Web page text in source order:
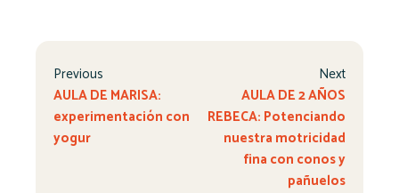
Previous
AULA DE MARISA:
experimentación con
yogur
Next
AULA DE 2 AÑOS
REBECA: Potenciando
nuestra motricidad
fina con conos y
pañuelos